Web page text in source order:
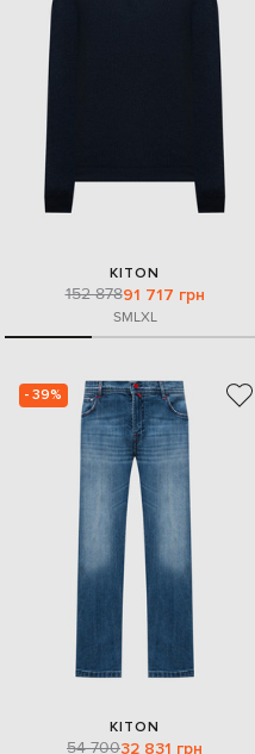
KITON
152 87891 717 грн
SMLXL
- 39%
KITON
54 70032 831 грн